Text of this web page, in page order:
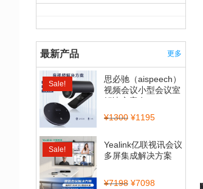
最新产品 更多
Sale!
思必驰（aispeech）
视频会议小型会议室
解决方案套...
¥1300 ¥1195
Sale!
Yealink亿联视讯会议
多屏集成解决方案
¥7198 ¥7098